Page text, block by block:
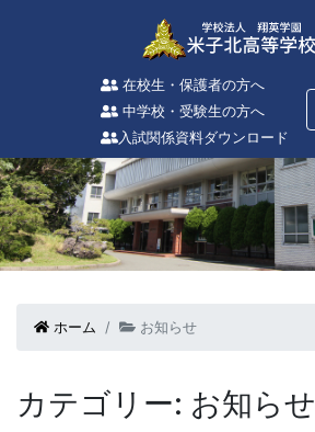
在校生・保護者の方へ
中学校・受験生の方へ
入試関係資料ダウンロード
ホーム お知らせ
カテゴリー: お知らせ